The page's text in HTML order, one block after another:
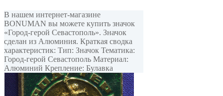
В нашем интернет-магазине
BONUMAN вы можете купить значок
«Город-герой Севастополь». Значок
сделан из Алюминия. Краткая сводка
характеристик: Тип: Значок Тематика:
Город-герой Севастополь Материал:
Алюминий Крепление: Булавка